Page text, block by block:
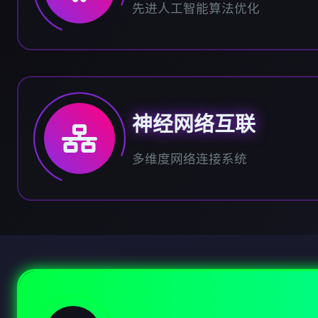
先进人工智能算法优化
神经网络互联
多维度网络连接系统